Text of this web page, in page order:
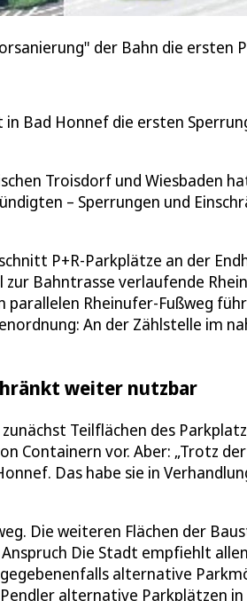
der Bahn die ersten
Bad Honnef die ersten
Troisdorf und Wiesbaden
– Sperrungen und
P+R-Parkplätze an der
Bahntrasse verlaufende
Rheinufer-Fußweg
An der Zählstelle im
weiter nutzbar
Teilflächen des
vor. Aber: „Trotz
Das habe sie in
Die weiteren Flächen der
Die Stadt empfiehlt
alternative
alternative Parkplätzen in